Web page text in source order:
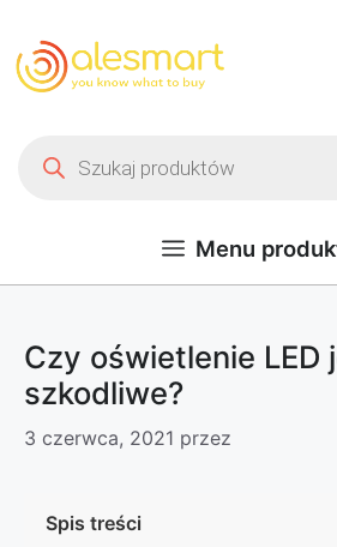
Menu
Czy oświetlenie LED
szkodliwe?
3 czerwca, 2021 przez
Spis treści